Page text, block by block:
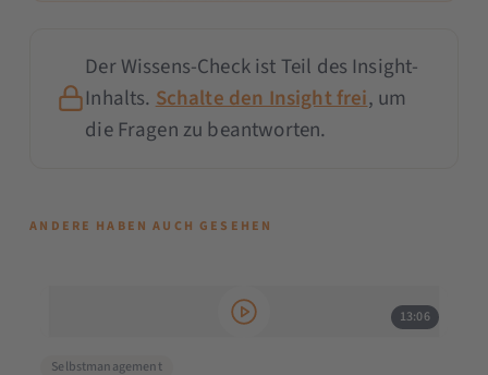
Der Wissens-Check ist Teil des Insight-
Inhalts. Schalte den Insight frei, um
die Fragen zu beantworten.
ANDERE HABEN AUCH GESEHEN
13:06
Selbstmanagement